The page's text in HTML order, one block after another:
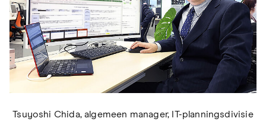
Tsuyoshi Chida, algemeen manager, IT-planningsdivisie